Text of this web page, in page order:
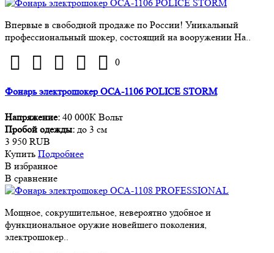
Впервые в свободной продаже по России! Уникальный
профессиональный шокер, состоящий на вооружении На..
0
Фонарь электрошокер ОСА-1106 POLICE STORM
Напряжение: 40 000К Вольт
Пробой одежды: до 3 см
3 950 RUB
Купить Подробнее
В избранное
В сравнение
Мощное, сокрушительное, невероятно удобное и
функциональное оружие новейшего поколения,
электрошокер..